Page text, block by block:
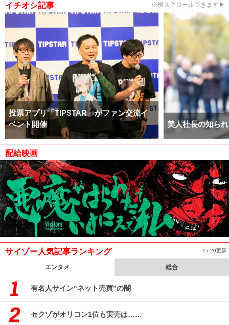
イチオシ記事 ※横スクロールできます▶
投票アプリ「TIPSTAR」がファン交流イ
ベント開催
美人社長の知ら
配給映画
サイゾー人気記事ランキング 15:20更新
エンタメ 総合
有名人サイン“ネット売買”の闇
セクゾがオリコン1位も実売は……